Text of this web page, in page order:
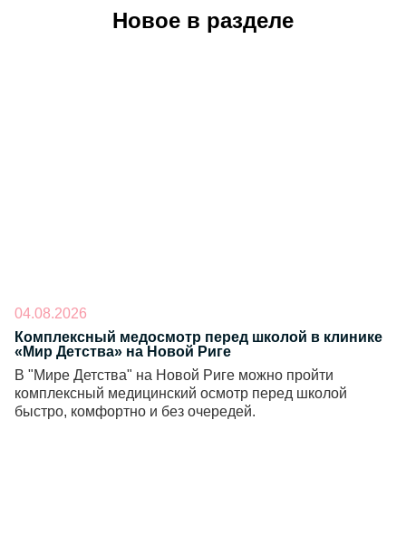
Новое в разделе
04.08.2026
Комплексный медосмотр перед школой в клинике
«Мир Детства» на Новой Риге
В "Мире Детства" на Новой Риге можно пройти
комплексный медицинский осмотр перед школой
быстро, комфортно и без очередей.